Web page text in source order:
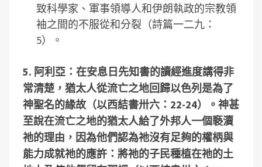
致科學家、軍事領導人和伊朗執政的宗教領
袖之間的不服從和分裂（詩篇一二九：
5）。
5. 阿利亞：在安息日先知書的讀經進度講得非
常清楚，猶太人從流亡之地回歸以色列是為了
神聖名的緣故（以西結書卅六： 22-24）。神甚
至說在流亡之地的猶太人給了外邦人一個褻瀆
祂的理由，因為他們認為祂沒有足夠的權柄與
能力成就祂的應許：將祂的子民種植在祂的土